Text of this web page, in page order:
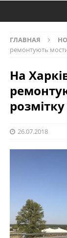
ГЛАВНАЯ
ремонтують
На
26.07.2018